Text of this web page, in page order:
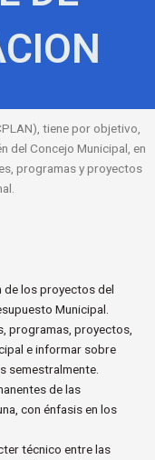
tiene por objetivo,
del Concejo Municipal, en
programas y proyectos
de los proyectos del
Municipal.
programas, proyectos,
e informar sobre
semestralmente.
de las
con énfasis en los
técnico entre las